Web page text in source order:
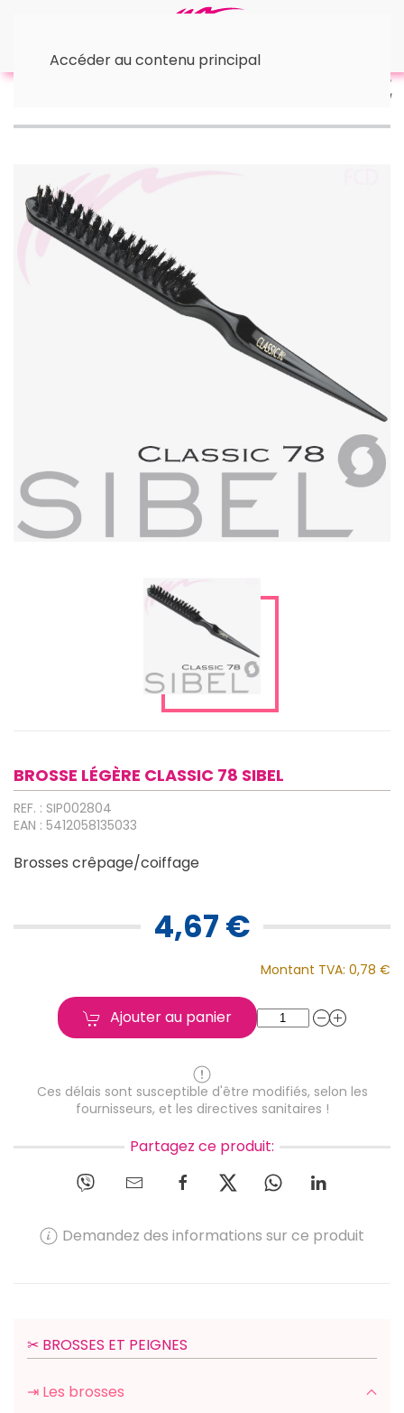
Accéder au contenu principal
BROSSE LÉGÈRE CLASSIC 78 SIBEL
REF. : SIP002804
EAN : 5412058135033
Brosses crêpage/coiffage
4,67 €
Montant TVA: 0,78 €
Ajouter au panier
Ces délais sont susceptible d'être modifiés, selon les
fournisseurs, et les directives sanitaires !
Partagez ce produit:
Demandez des informations sur ce produit
✂︎ BROSSES ET PEIGNES
⇥ Les brosses